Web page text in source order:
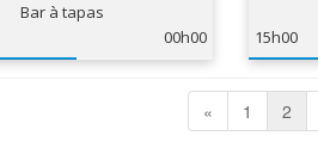
Bar à tapas
00h00
15h00
« 1 2